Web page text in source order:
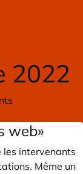
2022
web»
les intervenants
Même un